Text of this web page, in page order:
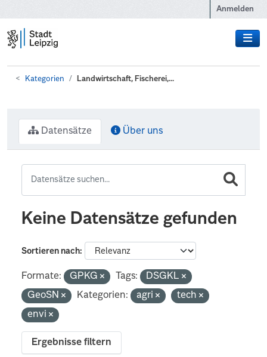
Anmelden
Kategorien Landwirtschaft, Fischerei,...
Datensätze Über uns
Keine Datensätze gefunden
Sortieren nach
Formate: GPKG Tags:
DSGKL
GeoSN
Kategorien: agri
tech
envi
Ergebnisse filtern